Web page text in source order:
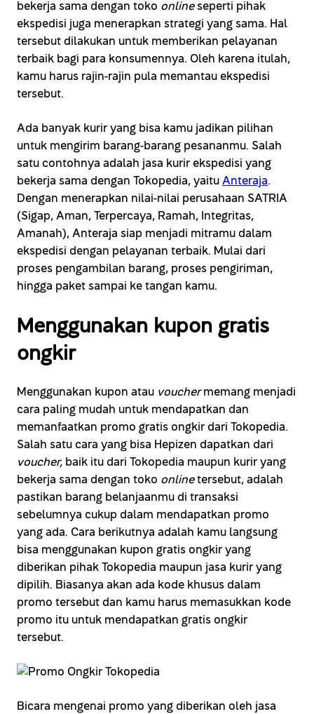
bekerja sama dengan toko onlineseperti pihak
ekspedisi juga menerapkan strategi yang sama. Hal
tersebut dilakukan untuk memberikan pelayanan
terbaik bagi para konsumennya. Oleh karena itulah,
kamu harus rajin-rajin pula memantau ekspedisi
tersebut.
Ada banyak kurir yang bisa kamu jadikan pilihan
untuk mengirim barang-barang pesananmu. Salah
satu contohnya adalah jasa kurir ekspedisi yang
bekerja sama dengan Tokopedia, yaitu Anteraja.
Dengan menerapkan nilai-nilai perusahaan SATRIA
(Sigap, Aman, Terpercaya, Ramah, Integritas,
Amanah), Anteraja siap menjadi mitramu dalam
ekspedisi dengan pelayanan terbaik. Mulai dari
proses pengambilan barang, proses pengiriman,
hingga paket sampai ke tangan kamu.
Menggunakan kupon gratis
ongkir
Menggunakan kupon atau vouchermemang menjadi
cara paling mudah untuk mendapatkan dan
memanfaatkan promo gratis ongkir dari Tokopedia.
Salah satu cara yang bisa Hepizen dapatkan dari
voucher, baik itu dari Tokopedia maupun kurir yang
bekerja sama dengan toko onlinetersebut, adalah
pastikan barang belanjaanmu di transaksi
sebelumnya cukup dalam mendapatkan promo
yang ada. Cara berikutnya adalah kamu langsung
bisa menggunakan kupon gratis ongkir yang
diberikan pihak Tokopedia maupun jasa kurir yang
dipilih. Biasanya akan ada kode khusus dalam
promo tersebut dan kamu harus memasukkan kode
promo itu untuk mendapatkan gratis ongkir
tersebut.
Bicara mengenai promo yang diberikan oleh jasa